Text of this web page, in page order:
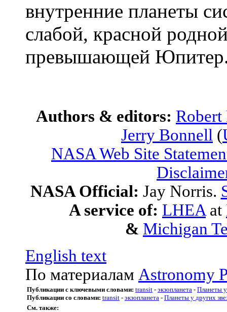
внутренние планеты
слабой, красной
превышающей
Authors & editors:
Jerry Bonnell (
NASA Web Site
NASA Official: Jay Norris.
A service of: LHEA at
& Michigan
English text
По материалам Astronomy
Публикации с ключевыми словами: transit - экзопланета - Планеты у
Публикации со словами: transit - экзопланета - Планеты у других
См. также: